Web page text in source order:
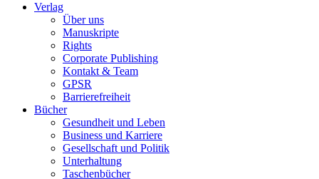
Verlag
Über uns
Manuskripte
Rights
Corporate Publishing
Kontakt & Team
GPSR
Barrierefreiheit
Bücher
Gesundheit und Leben
Business und Karriere
Gesellschaft und Politik
Unterhaltung
Taschenbücher